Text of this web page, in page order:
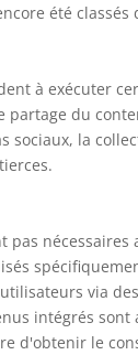
été classés
à exécuter
partage du
sociaux, la
pas
via
intégrés sont
d'obtenir le